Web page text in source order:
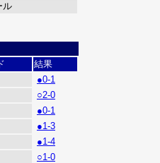
ル
結果
●0-1
○2-0
●0-1
●1-3
●1-4
○1-0